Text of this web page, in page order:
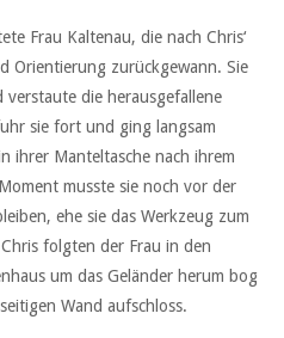
Frau Kaltenau, die nach Chris‘
Orientierung zurückgewann. Sie
die herausgefallene
sie fort und ging langsam
ihrer Manteltasche nach ihrem
musste sie noch vor der
ehe sie das Werkzeug zum
folgten der Frau in den
um das Geländer herum bog
Wand aufschloss.